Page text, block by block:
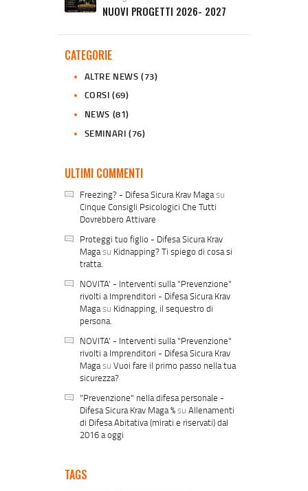
NUOVI PROGETTI 2026- 2027
CATEGORIE
ALTRE NEWS (73)
CORSI (69)
NEWS (81)
SEMINARI (76)
ULTIMI COMMENTI
Freezing? - Difesa Sicura Krav Magasu
Cinque Consigli Psicologici Che Tutti
Dovrebbero Attivare
Proteggi tuo figlio - Difesa Sicura Krav
Magasu Kidnapping? Ti spiego di cosa si
tratta.
NOVITA' - Interventi sulla "Prevenzione"
rivolti a Imprenditori - Difesa Sicura Krav
Magasu Kidnapping, il sequestro di
persona.
NOVITA' - Interventi sulla "Prevenzione"
rivolti a Imprenditori - Difesa Sicura Krav
MagasuVuoi fare il primo passo nella tua
sicurezza?
"Prevenzione" nella difesa personale -
Difesa Sicura Krav Maga %suAllenamenti
di Difesa Abitativa (mirati e riservati) dal
2016 a oggi
TAGS